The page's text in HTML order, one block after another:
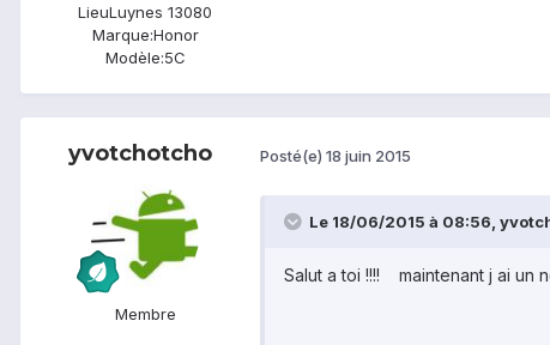
LieuLuynes 13080
Marque:Honor
Modèle:5C
yvotchotcho
Membre
Posté(e) 18 juin 2015
Le 18/06/2015 à 08:56,
Salut a toi !!!! maintenant j ai un